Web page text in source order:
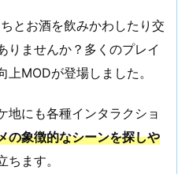
とお酒を飲みかわしたり交
りませんか？多くのプレイ
MODが登場しました。
地にも各種インタラクショ
の象徴的なシーンを探しや
ます。